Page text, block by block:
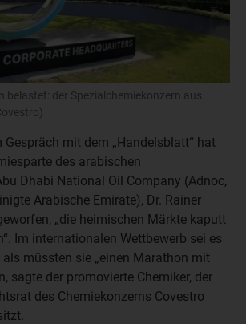
belastet: der Spezialchemiekonzern aus
Gespräch mit dem „Handelsblatt“ hat
des arabischen
Dhabi National Oil Company (Adnoc,
Arabische Emirate), Dr. Rainer
„die heimischen Märkte kaputt
Im internationalen Wettbewerb sei es
als müssten sie „einen Marathon mit
sagte der promovierte Chemiker, der
des Chemiekonzerns Covestro